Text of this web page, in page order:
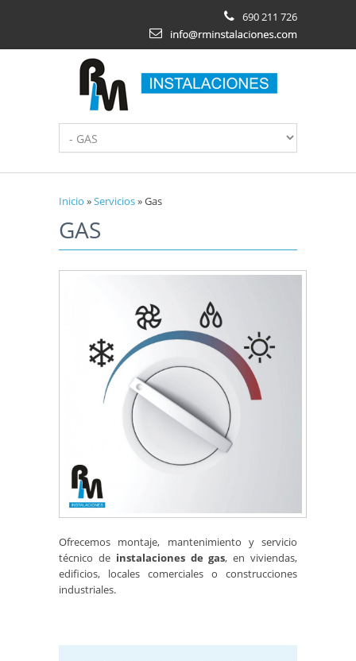
690 211 726
Inicio »Servicios»Gas
GAS
Ofrecemos montaje, mantenimiento y servicio
técnico de instalaciones de gas, en viviendas,
edificios, locales comerciales o construcciones
industriales.